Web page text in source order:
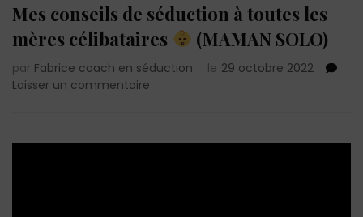
Mes conseils de séduction à toutes les
mères célibataires
(MAMAN SOLO)
par Fabrice coach en séduction le 29 octobre 2022
Laisser un commentaire